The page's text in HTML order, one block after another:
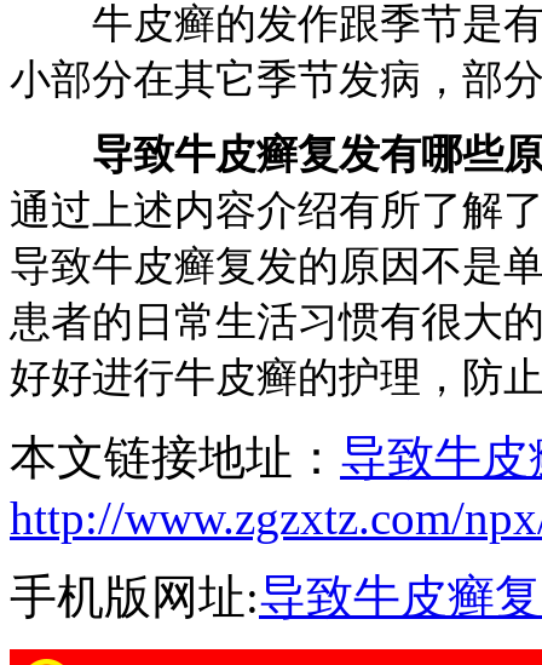
牛皮癣的发作跟季节是有
小部分在其它季节发病，部
导致牛皮癣复发有哪些
通过上述内容介绍有所了解
导致牛皮癣复发的原因不是
患者的日常生活习惯有很大
好好进行牛皮癣的护理，防
本文链接地址： 导致牛
http://www.zgzxtz.com/
手机版网址:导致牛皮癣